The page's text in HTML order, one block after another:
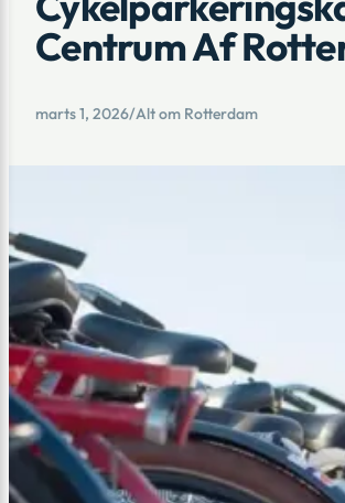
Centrum Af
marts 1, 2026/Alt om Rotterdam